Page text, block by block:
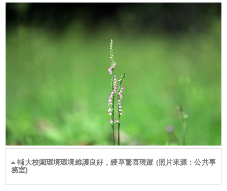
輔大校園環境環境維護良好，綬草驚喜現蹤 (照片來源：公共事
務室)